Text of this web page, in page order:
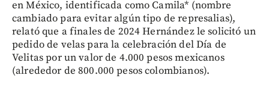
en México, identificada como Camila* (nombre
cambiado para evitar algún tipo de represalias),
relató que a finales de 2024 Hernández le solicitó un
pedido de velas para la celebración del Día de
Velitas por un valor de 4.000 pesos mexicanos
(alrededor de 800.000 pesos colombianos).